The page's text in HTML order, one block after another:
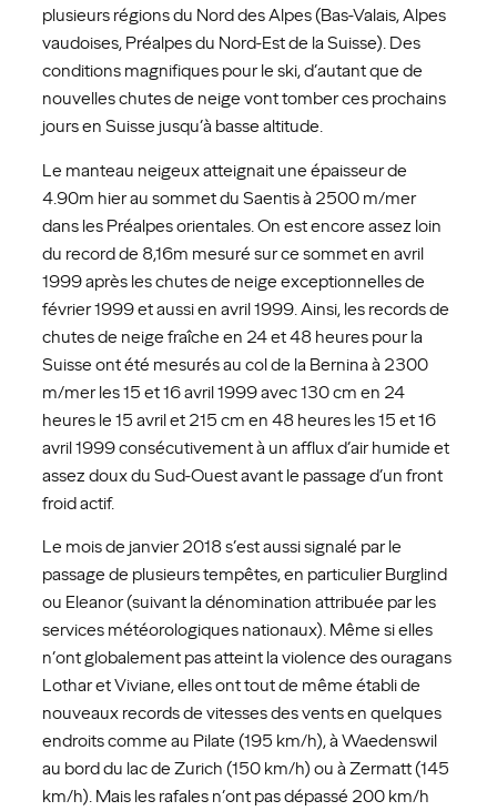
plusieurs régions du Nord des Alpes (Bas-Valais, Alpes
vaudoises, Préalpes du Nord-Est de la Suisse). Des
conditions magnifiques pour le ski, d’autant que de
nouvelles chutes de neige vont tomber ces prochains
jours en Suisse jusqu’à basse altitude.
Le manteau neigeux atteignait une épaisseur de
4.90m hier au sommet du Saentis à 2500 m/mer
dans les Préalpes orientales. On est encore assez loin
du record de 8,16m mesuré sur ce sommet en avril
1999 après les chutes de neige exceptionnelles de
février 1999 et aussi en avril 1999. Ainsi, les records de
chutes de neige fraîche en 24 et 48 heures pour la
Suisse ont été mesurés au col de la Bernina à 2300
m/mer les 15 et 16 avril 1999 avec 130 cm en 24
heures le 15 avril et 215 cm en 48 heures les 15 et 16
avril 1999 consécutivement à un afflux d’air humide et
assez doux du Sud-Ouest avant le passage d’un front
froid actif.
Le mois de janvier 2018 s’est aussi signalé par le
passage de plusieurs tempêtes, en particulier Burglind
ou Eleanor (suivant la dénomination attribuée par les
services météorologiques nationaux). Même si elles
n’ont globalement pas atteint la violence des ouragans
Lothar et Viviane, elles ont tout de même établi de
nouveaux records de vitesses des vents en quelques
endroits comme au Pilate (195 km/h), à Waedenswil
au bord du lac de Zurich (150 km/h) ou à Zermatt (145
km/h). Mais les rafales n’ont pas dépassé 200 km/h